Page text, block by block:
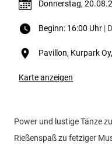
Donnerstag,
Beginn: 16:00 Uhr |
Pavillon, Kurpark
Karte anzeigen
Power und lustige Tänze
Rießenspaß zu fetziger